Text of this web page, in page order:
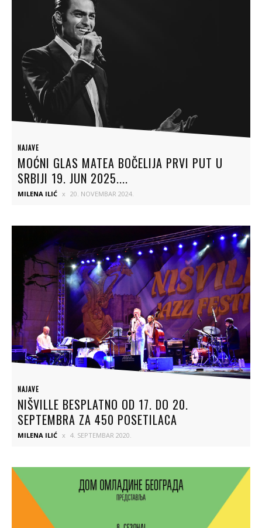
NAJAVE
MOĆNI GLAS MATEA BOČELIJA PRVI PUT U
SRBIJI 19. JUN 2025....
MILENA ILIĆ 20. NOVEMBAR 2024.
NAJAVE
NIŠVILLE BESPLATNO OD 17. DO 20.
SEPTEMBRA ZA 450 POSETILACA
MILENA ILIĆ 4. SEPTEMBAR 2020.